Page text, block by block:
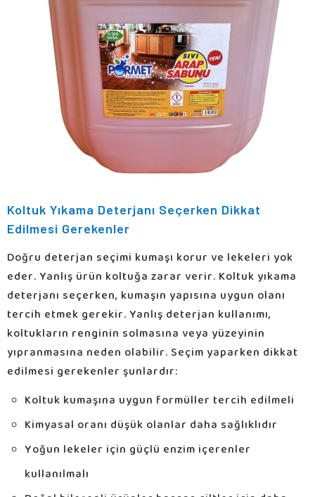
Koltuk Yıkama Deterjanı Seçerken Dikkat
Edilmesi Gerekenler
Doğru deterjan seçimi kumaşı korur ve lekeleri yok
eder. Yanlış ürün koltuğa zarar verir. Koltuk yıkama
deterjanı seçerken, kumaşın yapısına uygun olanı
tercih etmek gerekir. Yanlış deterjan kullanımı,
koltukların renginin solmasına veya yüzeyinin
yıpranmasına neden olabilir. Seçim yaparken dikkat
edilmesi gerekenler şunlardır:
Koltuk kumaşına uygun formüller tercih edilmeli
Kimyasal oranı düşük olanlar daha sağlıklıdır
Yoğun lekeler için güçlü enzim içerenler
kullanılmalı